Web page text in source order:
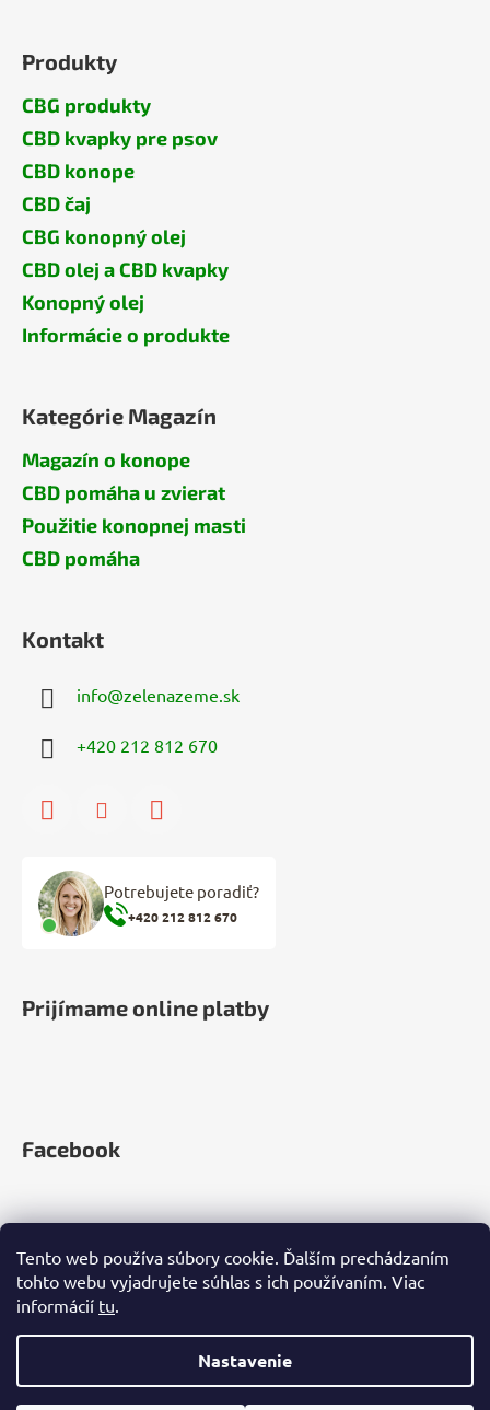
Tento web používa súbory cookie. Ďalším prechádzaním
tohto webu vyjadrujete súhlas s ich používaním. Viac
informácií tu.
Nastavenie
Produkty
CBG produkty
CBD kvapky pre psov
CBD konope
CBD čaj
CBG konopný olej
CBD olej a CBD kvapky
Konopný olej
Informácie o produkte
Kategórie Magazín
Magazín o konope
CBD pomáha u zvierat
Použitie konopnej masti
CBD pomáha
Kontakt
info@zelenazeme.sk
+420 212 812 670
Potrebujete poradiť?
+420 212 812 670
Prijímame online platby
Facebook
Vytvoril Shoptet